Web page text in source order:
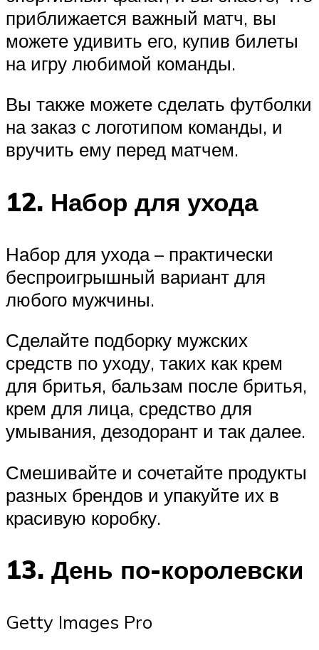
приближается важный матч, вы
можете удивить его, купив билеты
на игру любимой команды.
Вы также можете сделать футболки
на заказ с логотипом команды, и
вручить ему перед матчем.
12. Набор для ухода
Набор для ухода – практически
беспроигрышный вариант для
любого мужчины.
Сделайте подборку мужских
средств по уходу, таких как крем
для бритья, бальзам после бритья,
крем для лица, средство для
умывания, дезодорант и так далее.
Смешивайте и сочетайте продукты
разных брендов и упакуйте их в
красивую коробку.
13. День по-королевски
Getty Images Pro